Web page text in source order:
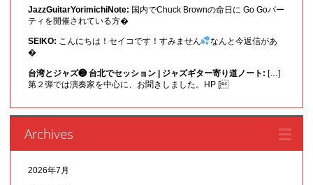
JazzGuitarYorimichiNote: 国内でChuck Brownの命日に Go Goパー
ティを開催されている方�
SEIKO: こんにちは！セイコです！すみません
なんと今返信があ
�
台湾とジャズ❸ 台北でセッション | ジャズギター寄り道ノート: […]
第２弾では演奏家を中心に、お聞きしました。HP [
Archives
2026年7月